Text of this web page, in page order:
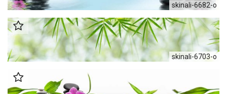
skinali-6682-o
skinali-6703-o